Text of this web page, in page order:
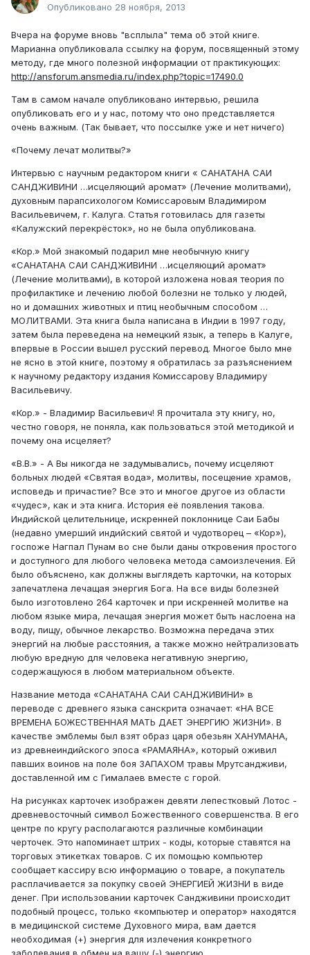
Опубликовано 28 ноября, 2013
Вчера на форуме вновь "всплыла" тема об этой книге.
Марианна опубликовала ссылку на форум, посвященный этому
методу, где много полезной информации от практикующих:
http://ansforum.ansmedia.ru/index.php?topic=17490.0
Там в самом начале опубликовано интервью, решила
опубликовать его и у нас, потому что оно представляется
очень важным. (Так бывает, что поссылке уже и нет ничего)
«Почему лечат молитвы?»
Интервью с научным редактором книги « САНАТАНА САИ
САНДЖИВИНИ …исцеляющий аромат» (Лечение молитвами),
духовным парапсихологом Комиссаровым Владимиром
Васильевичем, г. Калуга. Статья готовилась для газеты
«Калужский перекрёсток», но не была опубликована.
«Кор.» Мой знакомый подарил мне необычную книгу
«САНАТАНА САИ САНДЖИВИНИ …исцеляющий аромат»
(Лечение молитвами), в которой изложена новая теория по
профилактике и лечению любой болезни не только у людей,
но и домашних животных и птиц необычным способом …
МОЛИТВАМИ. Эта книга была написана в Индии в 1997 году,
затем была переведена на немецкий язык, а теперь в Калуге,
впервые в России вышел русский перевод. Многое было мне
не ясно в этой книге, поэтому я обратилась за разъяснением
к научному редактору издания Комиссарову Владимиру
Васильевичу.
«Кор.» - Владимир Васильевич! Я прочитала эту книгу, но,
честно говоря, не поняла, как пользоваться этой методикой и
почему она исцеляет?
«В.В.» - А Вы никогда не задумывались, почему исцеляют
больных людей «Святая вода», молитвы, посещение храмов,
исповедь и причастие? Все это и многое другое из области
«чудес», как и эта книга. История её появления такова.
Индийской целительнице, искренней поклоннице Саи Бабы
(недавно умерший индийский святой и чудотворец – «Кор»),
госпоже Нагпал Пунам во сне были даны откровения простого
и доступного для любого человека метода самоизлечения. Ей
было объяснено, как должны выглядеть карточки, на которых
запечатлена лечащая энергия Бога. На все виды болезней
было изготовлено 264 карточек и при искренней молитве на
любом языке мира, лечащая энергия может быть наслоена на
воду, пищу, обычное лекарство. Возможна передача этих
энергий на любые расстояния, а также можно нейтрализовать
любую вредную для человека негативную энергию,
содержащуюся в любом материальном объекте.
Название метода «САНАТАНА САИ САНДЖИВИНИ» в
переводе с древнего языка санскрита означает: «НА ВСЕ
ВРЕМЕНА БОЖЕСТВЕННАЯ МАТЬ ДАЕТ ЭНЕРГИЮ ЖИЗНИ». В
качестве эмблемы был взят образ царя обезьян ХАНУМАНА,
из древнеиндийского эпоса «РАМАЯНА», который оживил
павших воинов на поле боя ЗАПАХОМ травы Мрутсандживи,
доставленной им с Гималаев вместе с горой.
На рисунках карточек изображен девяти лепестковый Лотос -
древневосточный символ Божественного совершенства. В его
центре по кругу располагаются различные комбинации
черточек. Это напоминает штрих - коды, которые ставятся на
торговых этикетках товаров. С их помощью компьютер
сообщает кассиру всю информацию о товаре, а покупатель
расплачивается за покупку своей ЭНЕРГИЕЙ ЖИЗНИ в виде
денег. При использовании карточек Сандживини происходит
подобный процесс, только «компьютер и оператор» находятся
в медицинской системе Духовного мира, вам дается
необходимая (+) энергия для излечения конкретного